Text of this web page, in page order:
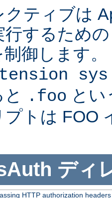
クティブは
行するため
御します
.foo と
プトは FOO
ディ
HTTP authorization